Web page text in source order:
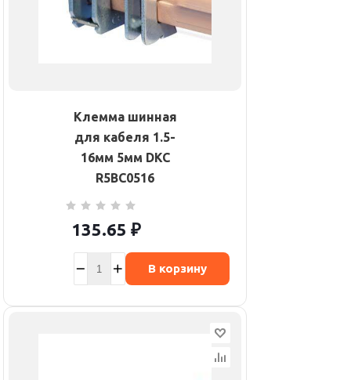
Клемма шинная
для кабеля 1.5-
16мм 5мм DKC
R5BC0516
135.65 ₽
В корзину